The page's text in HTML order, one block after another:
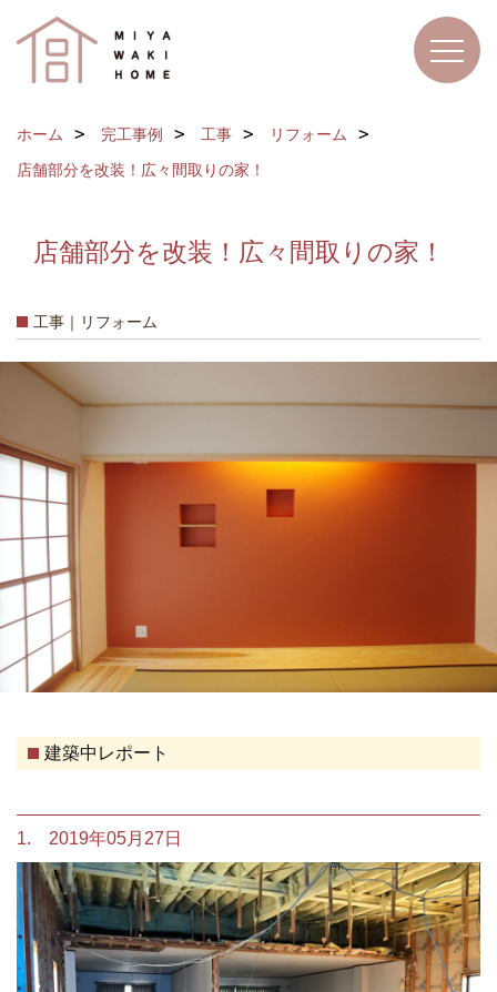
ホーム 完工事例 工事
リフォーム
店舗部分を改装！広々間取りの家！
店舗部分を改装！広々間取りの家！
工事｜リフォーム
建築中レポート
1. 2019年05月27日